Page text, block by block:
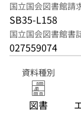
国立国会図書館請
SB35-L158
国立国会図書館書
027559074
資料種別
図書